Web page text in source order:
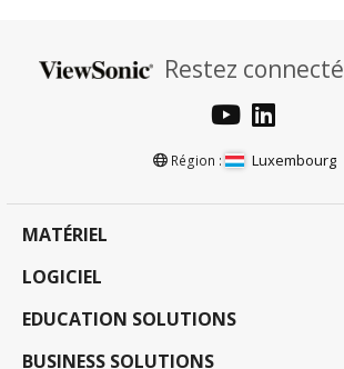
Restez connecté
Région : Luxembourg
MATÉRIEL
LOGICIEL
EDUCATION SOLUTIONS
BUSINESS SOLUTIONS